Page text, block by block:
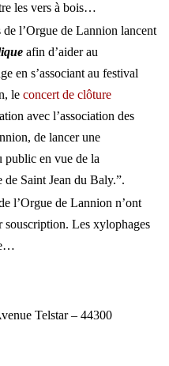
les vers à bois…
l’Orgue de Lannion lancent
afin d’aider au
en s’associant au festival
le concert de clôture
avec l’association des
de lancer une
public en vue de la
de Saint Jean du Baly.”.
l’Orgue de Lannion n’ont
souscription. Les xylophages
Telstar – 44300